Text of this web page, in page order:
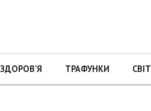
ЗДОРОВ’Я ТРАФУНКИ СВІТ